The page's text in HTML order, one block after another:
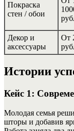
Покраска
стен / обои
Декор и
аксессуары
От
Истории
Кейс 1:
Молодая семья
шторы и добавив